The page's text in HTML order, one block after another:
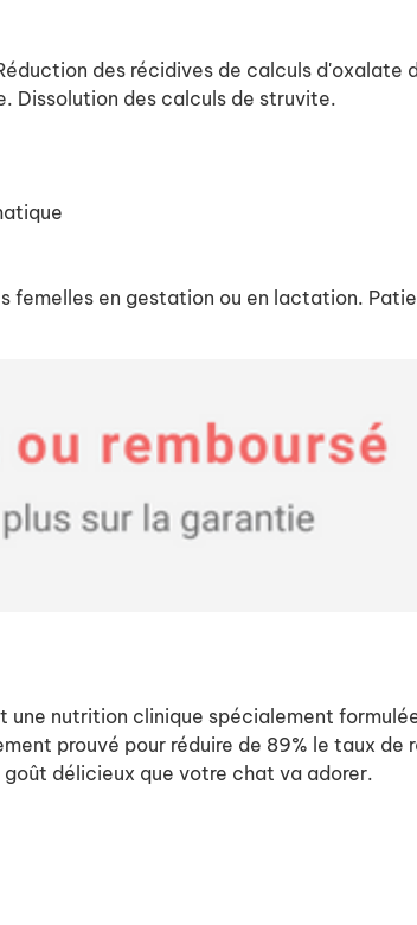
des récidives de calculs d'oxalate
Dissolution des calculs de struvite.
femelles en gestation ou en lactation.
une nutrition clinique spécialement
prouvé pour réduire de 89% le taux
délicieux que votre chat va adorer.